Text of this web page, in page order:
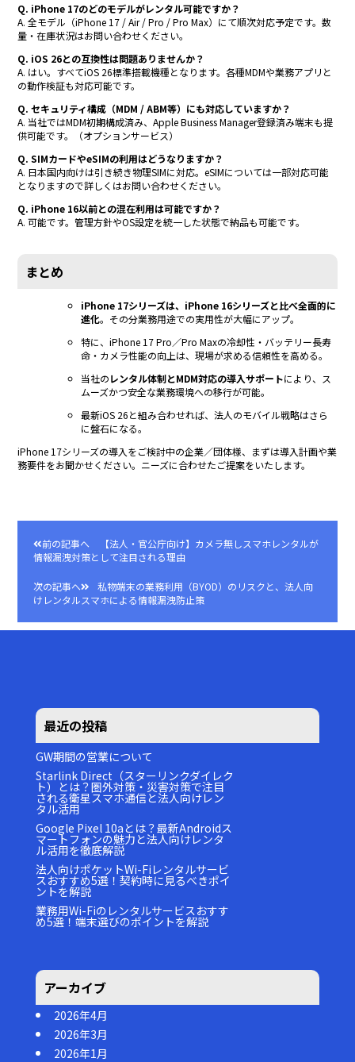
Q. iPhone 17のどのモデルがレンタル可能ですか？
A. 全モデル（iPhone 17 / Air / Pro / Pro Max）にて順次対応予定です。数
量・在庫状況はお問い合わせください。
Q. iOS 26との互換性は問題ありませんか？
A. はい。すべてiOS 26標準搭載機種となります。各種MDMや業務アプリと
の動作検証も対応可能です。
Q. セキュリティ構成（MDM / ABM等）にも対応していますか？
A. 当社ではMDM初期構成済み、Apple Business Manager登録済み端末も提
供可能です。（オプションサービス）
Q. SIMカードやeSIMの利用はどうなりますか？
A. 日本国内向けは引き続き物理SIMに対応。eSIMについては一部対応可能
となりますので詳しくはお問い合わせください。
Q. iPhone 16以前との混在利用は可能ですか？
A. 可能です。管理方針やOS設定を統一した状態で納品も可能です。
まとめ
iPhone 17シリーズは、iPhone 16シリーズと比べ全面的に
進化。その分業務用途での実用性が大幅にアップ。
特に、iPhone 17 Pro／Pro Maxの冷却性・バッテリー長寿
命・カメラ性能の向上は、現場が求める信頼性を高める。
当社のレンタル体制とMDM対応の導入サポートにより、ス
ムーズかつ安全な業務環境への移行が可能。
最新iOS 26と組み合わせれば、法人のモバイル戦略はさら
に盤石になる。
iPhone 17シリーズの導入をご検討中の企業／団体様、まずは導入計画や業
務要件をお聞かせください。ニーズに合わせたご提案をいたします。
投
ナ
ゲ
ン
前の記事へ
【法人・官公庁向け】カメラ無しスマホレンタルが
情報漏洩対策として注目される理由
次の記事へ
私物端末の業務利用（BYOD）のリスクと、法人向
けレンタルスマホによる情報漏洩防止策
最近の投稿
GW期間の営業について
Starlink Direct（スターリンクダイレク
ト）とは？圏外対策・災害対策で注目
される衛星スマホ通信と法人向けレン
タル活用
Google Pixel 10aとは？最新Androidス
マートフォンの魅力と法人向けレンタ
ル活用を徹底解説
法人向けポケットWi-Fiレンタルサービ
スおすすめ5選！契約時に見るべきポイ
ントを解説
業務用Wi-Fiのレンタルサービスおすす
め5選！端末選びのポイントを解説
アーカイブ
2026年4月
2026年3月
2026年1月